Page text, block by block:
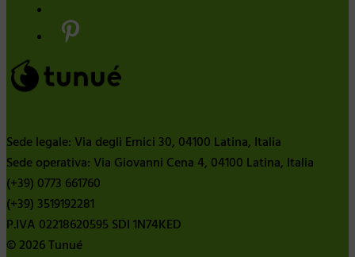
Sede legale: Via degli Ernici 30, 04100 Latina, Italia
Sede operativa: Via Giovanni Cena 4, 04100 Latina, Italia
(+39) 0773 661760
(+39) 3519192281
P.IVA 02218620595 SDI 1N74KED
© 2026 Tunué